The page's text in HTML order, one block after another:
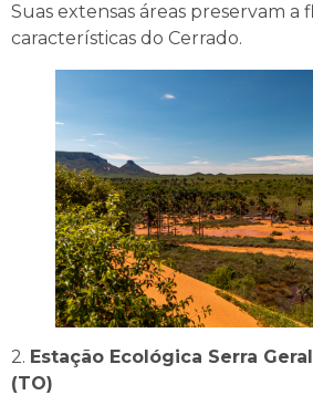
Suas extensas áreas preservam a
características do Cerrado.
2. Estação Ecológica Serra
(TO)